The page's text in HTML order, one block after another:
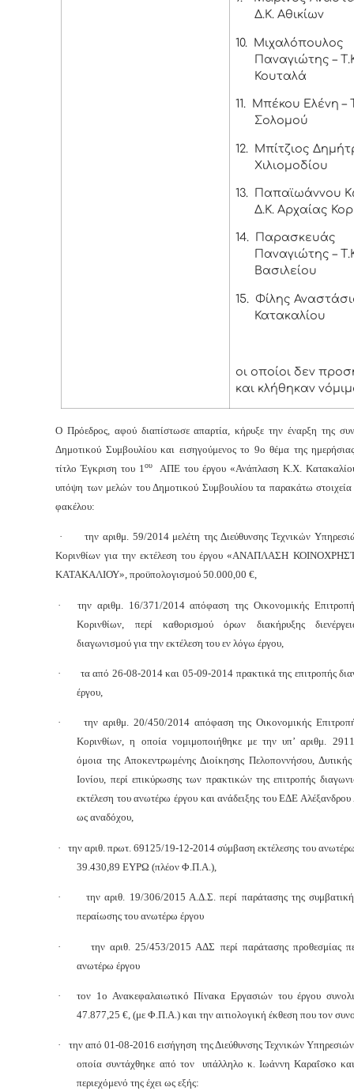
Δ.Κ. Αθικίων
10.
Μιχαλόπουλος
Παναγιώτης –
Κουταλά
11.
Μπέκου Ελένη –
Σολομού
12.
Μπίτζιος
Χιλιομοδίου
13.
Παπαϊωάννου
Δ.Κ. Αρχαίας
14.
Παρασκευάς
Παναγιώτης –
Βασιλείου
15. Φίλης
Κατακαλίου
οι οποίοι δεν
και κλήθηκαν
Ο Πρόεδρος, αφού διαπίστωσε απαρτία, κήρυξε την έναρξη της
Δημοτικού Συμβουλίου και εισηγούμενος το 9ο θέμα της
τίτλο Έγκριση του 1 ουΑΠΕ του έργου «Ανάπλαση Κ.Χ.
υπόψη των μελών του Δημοτικού Συμβουλίου τα παρακάτω στοιχεία
φακέλου:
·
την αριθμ. 59/2014 μελέτη της Διεύθυνσης Τεχνικών
Κορινθίων για την εκτέλεση του έργου «ΑΝΑΠΛΑΣΗ
ΚΑΤΑΚΑΛΙΟΥ», προϋπολογισμού 50.000,00 €,
·
την αριθμ. 16/371/2014 απόφαση της Οικονομικής
Κορινθίων, περί καθορισμού όρων διακήρυξης
διαγωνισμού για την εκτέλεση του εν λόγω έργου,
·
τα από 26-08-2014 και 05-09-2014 πρακτικά της επιτροπής
έργου,
·
την αριθμ. 20/450/2014 απόφαση της Οικονομικής
Κορινθίων, η οποία νομιμοποιήθηκε με την υπ’ αριθμ.
όμοια της Αποκεντρωμένης Διοίκησης Πελοποννήσου,
Ιονίου, περί επικύρωσης των πρακτικών της επιτροπής
εκτέλεση του ανωτέρω έργου και ανάδειξης του ΕΔΕ
ως αναδόχου,
·
την αριθ. πρωτ. 69125/19-12-2014 σύμβαση εκτέλεσης του
39.430,89 ΕΥΡΩ (πλέον Φ.Π.Α.),
·
την αριθ. 19/306/2015 Α.Δ.Σ. περί παράτασης της
περαίωσης του ανωτέρω έργου
·
την αριθ. 25/453/2015 ΑΔΣ περί παράτασης προθεσμίας
ανωτέρω έργου
·
τον 1ο Ανακεφαλαιωτικό Πίνακα Εργασιών του έργου
47.877,25 €, (με Φ.Π.Α.) και την αιτιολογική έκθεση που τον
·
την από 01-08-2016 εισήγηση της Διεύθυνσης Τεχνικών
οποία συντάχθηκε από τον υπάλληλο κ. Ιωάννη Καραΐσκο
περιεχόμενό της έχει ως εξής: